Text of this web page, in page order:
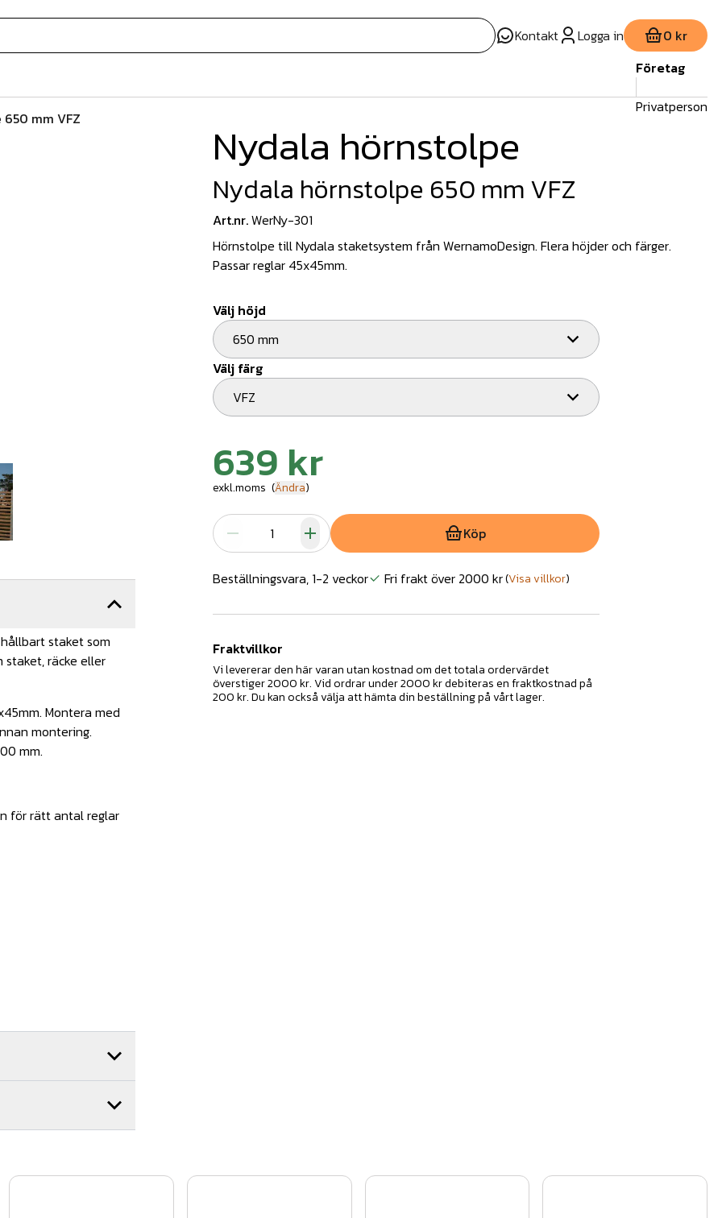
Kontakt Logga in 0 kr
Företag
Privatperson
mm VFZ
staket som
räcke eller
Montera med
montering.
mm.
för rätt antal reglar
alternativ ett
Nydala hörnstolpe
Nydala hörnstolpe 650 mm VFZ
Art.nr.WerNy-301
Hörnstolpe till Nydala staketsystem från WernamoDesign. Flera höjder och färger.
Passar reglar 45x45mm.
Välj höjd
650 mm
Välj färg
VFZ
639 kr
exkl.moms (Ändra)
Köp
Beställningsvara, 1-2 veckor Fri frakt över 2000 kr(Visa villkor)
Fraktvillkor
Vi levererar den här varan utan kostnad om det totala ordervärdet
överstiger 2000 kr. Vid ordrar under 2000 kr debiteras en fraktkostnad på
200 kr. Du kan också välja att hämta din beställning på vårt lager.